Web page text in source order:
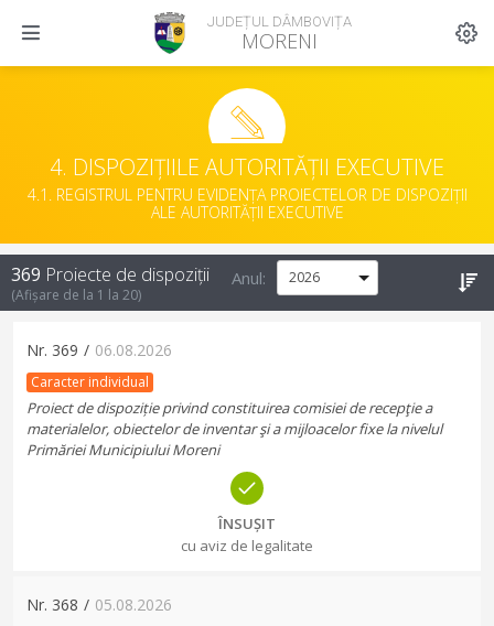
JUDEȚUL DÂMBOVIȚA
MORENI
4. DISPOZIȚIILE AUTORITĂȚII EXECUTIVE
4.1. REGISTRUL PENTRU EVIDENȚA PROIECTELOR DE DISPOZIȚII
ALE AUTORITĂȚII EXECUTIVE
369 Proiecte de dispoziții
(Afișare de la 1 la 20)
Anul:
Nr. 369 / 06.08.2026
Caracter individual
Proiect de dispoziție privind constituirea comisiei de recepţie a
materialelor, obiectelor de inventar şi a mijloacelor fixe la nivelul
Primăriei Municipiului Moreni
ÎNSUȘIT
cu aviz de legalitate
Nr. 368 / 05.08.2026